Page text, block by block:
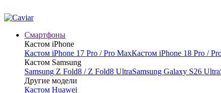
Смартфоны
Кастом iPhone
Кастом iPhone 17 Pro / Pro MaxКастом iPhone 18 Pro /
Кастом Samsung
Samsung Z Fold8 / Z Fold8 UltraSamsung Galaxy S26 Ultra
Другие модели
Кастом Huawei